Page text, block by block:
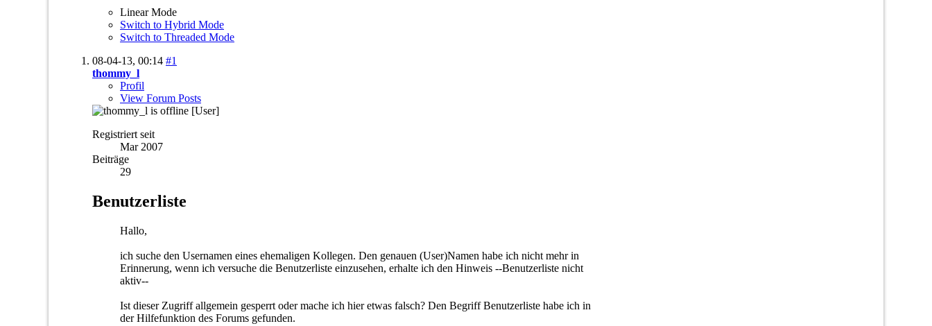
Linear Mode
Switch to Hybrid Mode
Switch to Threaded Mode
08-04-13, 00:14 #1
thommy_l
Profil
View Forum Posts
[User]
Registriert seit
Mar 2007
Beiträge
29
Benutzerliste
Hallo,
ich suche den Usernamen eines ehemaligen Kollegen. Den genauen (User)Namen habe ich nicht mehr in
Erinnerung, wenn ich versuche die Benutzerliste einzusehen, erhalte ich den Hinweis --Benutzerliste nicht
aktiv--
Ist dieser Zugriff allgemein gesperrt oder mache ich hier etwas falsch? Den Begriff Benutzerliste habe ich in
der Hilfefunktion des Forums gefunden.